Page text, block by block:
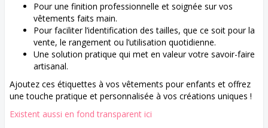
Pour une finition professionnelle et soignée sur vos
vêtements faits main.
Pour faciliter l’identification des tailles, que ce soit pour la
vente, le rangement ou l’utilisation quotidienne.
Une solution pratique qui met en valeur votre savoir-faire
artisanal.
Ajoutez ces étiquettes à vos vêtements pour enfants et offrez
une touche pratique et personnalisée à vos créations uniques !
Existent aussi en fond transparent ici